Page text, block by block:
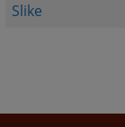
Slike